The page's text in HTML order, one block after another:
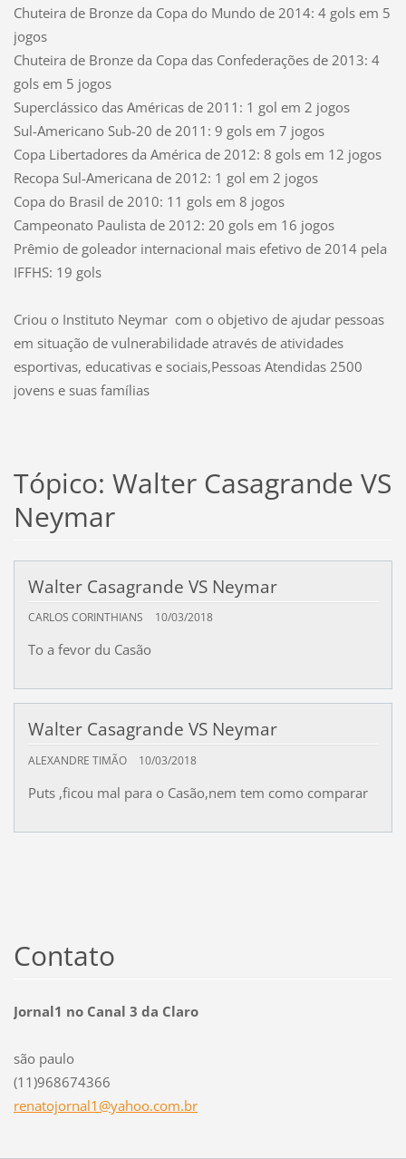
Chuteira de Bronze da Copa do Mundo de 2014: 4 gols em 5
jogos
Chuteira de Bronze da Copa das Confederações de 2013: 4
gols em 5 jogos
Superclássico das Américas de 2011: 1 gol em 2 jogos
Sul-Americano Sub-20 de 2011: 9 gols em 7 jogos
Copa Libertadores da América de 2012: 8 gols em 12 jogos
Recopa Sul-Americana de 2012: 1 gol em 2 jogos
Copa do Brasil de 2010: 11 gols em 8 jogos
Campeonato Paulista de 2012: 20 gols em 16 jogos
Prêmio de goleador internacional mais efetivo de 2014 pela
IFFHS: 19 gols
Criou o Instituto Neymar com o objetivo de ajudar pessoas
em situação de vulnerabilidade através de atividades
esportivas, educativas e sociais,Pessoas Atendidas 2500
jovens e suas famílias
Tópico: Walter Casagrande VS
Neymar
Walter Casagrande VS Neymar
CARLOS CORINTHIANS 10/03/2018
To a fevor du Casão
Walter Casagrande VS Neymar
ALEXANDRE TIMÃO 10/03/2018
Puts ,ficou mal para o Casão,nem tem como comparar
Contato
Jornal1 no Canal 3 da Claro
são paulo
(11)968674366
renatojornal1@yahoo.com.br